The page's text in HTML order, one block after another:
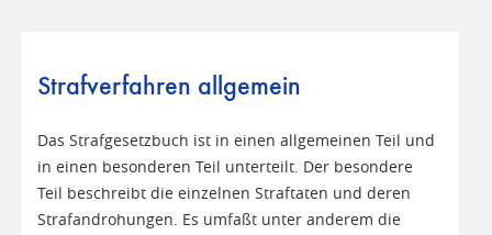
Strafverfahren allgemein
Das Strafgesetzbuch ist in einen allgemeinen Teil und
in einen besonderen Teil unterteilt. Der besondere
Teil beschreibt die einzelnen Straftaten und deren
Strafandrohungen. Es umfaßt unter anderem die